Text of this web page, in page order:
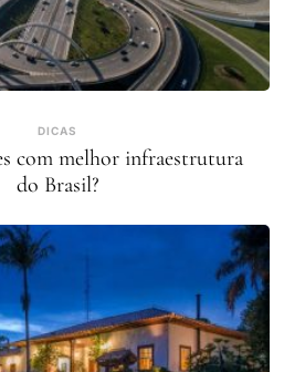
DICAS
com melhor infraestrutura
do Brasil?